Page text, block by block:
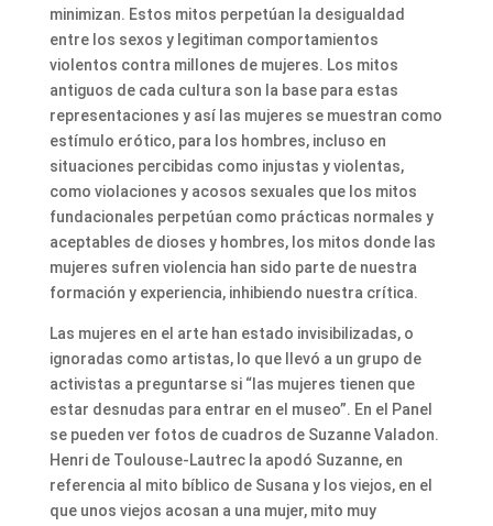
minimizan. Estos mitos perpetúan la desigualdad
entre los sexos y legitiman comportamientos
violentos contra millones de mujeres. Los mitos
antiguos de cada cultura son la base para estas
representaciones y así las mujeres se muestran como
estímulo erótico, para los hombres, incluso en
situaciones percibidas como injustas y violentas,
como violaciones y acosos sexuales que los mitos
fundacionales perpetúan como prácticas normales y
aceptables de dioses y hombres, los mitos donde las
mujeres sufren violencia han sido parte de nuestra
formación y experiencia, inhibiendo nuestra crítica.
Las mujeres en el arte han estado invisibilizadas, o
ignoradas como artistas, lo que llevó a un grupo de
activistas a preguntarse si “las mujeres tienen que
estar desnudas para entrar en el museo”. En el Panel
se pueden ver fotos de cuadros de Suzanne Valadon.
Henri de Toulouse-Lautrec la apodó Suzanne, en
referencia al mito bíblico de Susana y los viejos, en el
que unos viejos acosan a una mujer, mito muy